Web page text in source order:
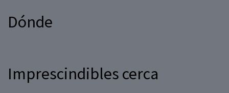
Dónde
Imprescindibles cerca